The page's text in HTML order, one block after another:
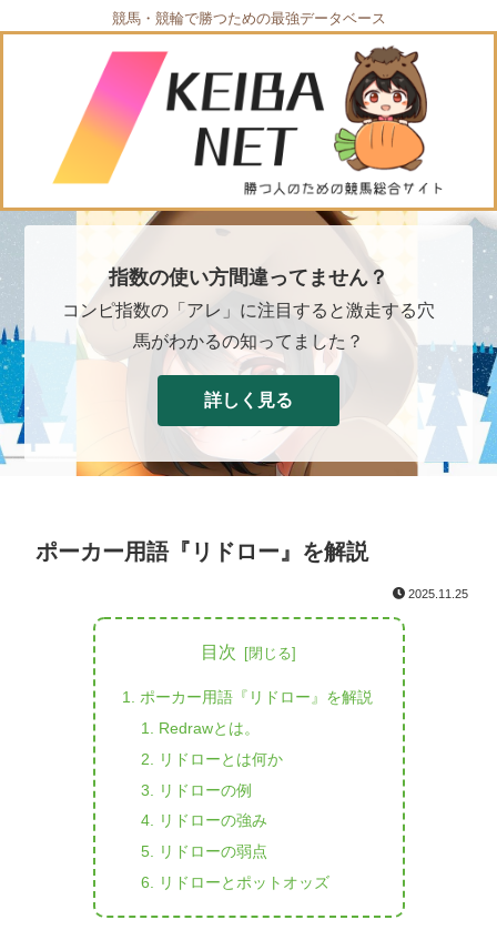
競馬・競輪で勝つための最強データベース
指数の使い方間違ってません？
コンピ指数の「アレ」に注目すると激走する穴
馬がわかるの知ってました？
詳しく見る
ポーカー用語『リドロー』を解説
2025.11.25
目次
ポーカー用語『リドロー』を解説
Redrawとは。
リドローとは何か
リドローの例
リドローの強み
リドローの弱点
リドローとポットオッズ